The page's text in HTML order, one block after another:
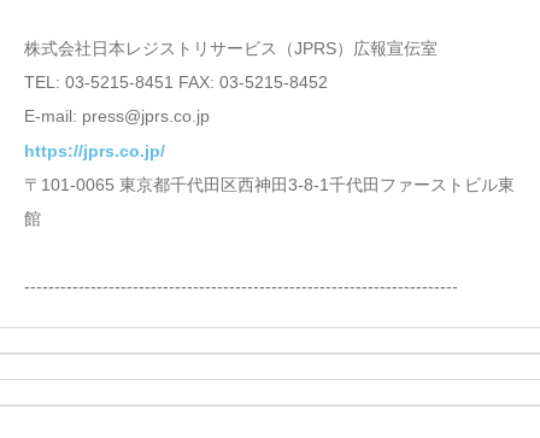
株式会社日本レジストリサービス（JPRS）広報宣伝室
TEL: 03-5215-8451 FAX: 03-5215-8452
E-mail: press@jprs.co.jp
https://jprs.co.jp/
〒101-0065 東京都千代田区西神田3-8-1千代田ファーストビル東
館
------------------------------------------------------------------------